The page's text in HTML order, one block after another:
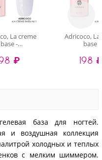
La creme
base -
(нежный
с
₽
Adricoco, La
base -
база №16
198
база для ногтей.
и воздушная коллекция
холодных и теплых
с мелким шиммером.